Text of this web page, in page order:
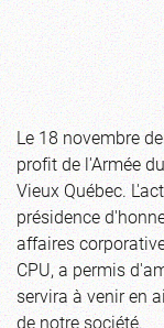
Le 18 novembre
profit de l'Armée
Vieux Québec.
présidence
affaires
CPU, a permis
servira à venir en
de notre société.